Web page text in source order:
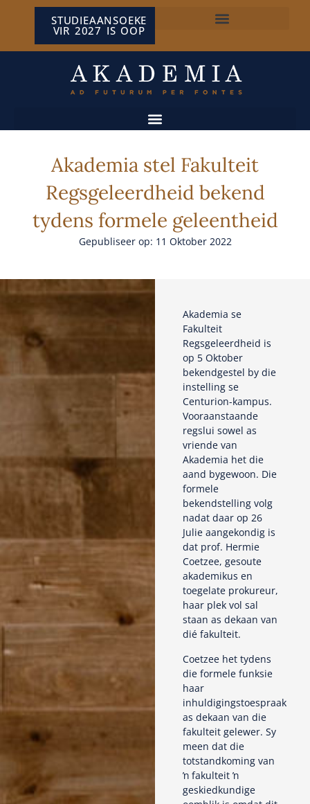
STUDIEAANSOEKE
VIR 2027 IS OOP
Akademia stel Fakulteit
Regsgeleerdheid bekend
tydens formele geleentheid
Gepubliseer op: 11 Oktober 2022
Akademia se
Fakulteit
Regsgeleerdheid is
op 5 Oktober
bekendgestel by die
instelling se
Centurion-kampus.
Vooraanstaande
regslui sowel as
vriende van
Akademia het die
aand bygewoon. Die
formele
bekendstelling volg
nadat daar op 26
Julie aangekondig is
dat prof. Hermie
Coetzee, gesoute
akademikus en
toegelate prokureur,
haar plek vol sal
staan as dekaan van
dié fakulteit.
Coetzee het tydens
die formele funksie
haar
inhuldigingstoespraak
as dekaan van die
fakulteit gelewer. Sy
meen dat die
totstandkoming van
ŉ fakulteit ŉ
geskiedkundige